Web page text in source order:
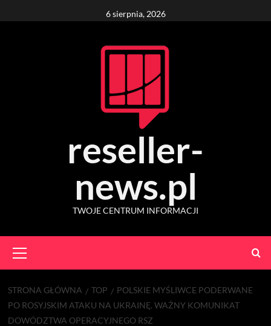
to
6 sierpnia, 2026
reseller-
news.pl
TWOJE CENTRUM INFORMACJI
Menu
STRONA GŁÓWNA TOP
POLSKIE MYŚLIWCE PODERWANE
PO ROSYJSKIM ATAKU NA UKRAINĘ. WAŻNY KOMUNIKAT
DOWÓDZTWA OPERACYJNEGO RSZ